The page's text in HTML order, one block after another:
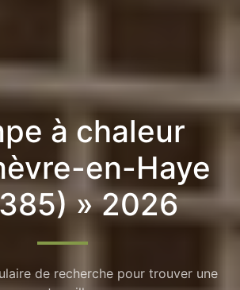
à chaleur
en-Haye
» 2026
de recherche pour trouver une